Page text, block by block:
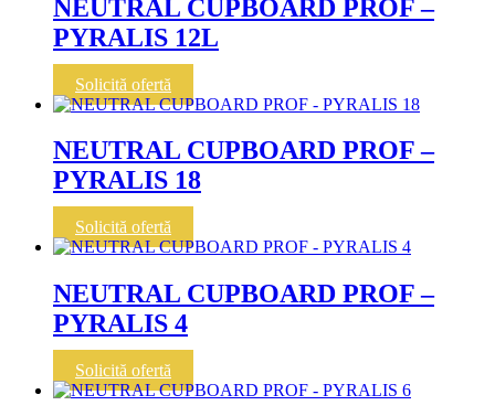
NEUTRAL CUPBOARD PROF –
PYRALIS 12L
Solicită ofertă
NEUTRAL CUPBOARD PROF –
PYRALIS 18
Solicită ofertă
NEUTRAL CUPBOARD PROF –
PYRALIS 4
Solicită ofertă